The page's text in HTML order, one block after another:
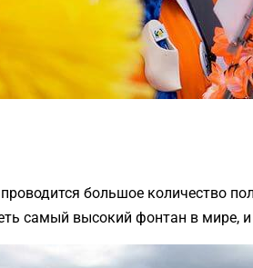
большое количество
самый высокий фонтан в мире, и